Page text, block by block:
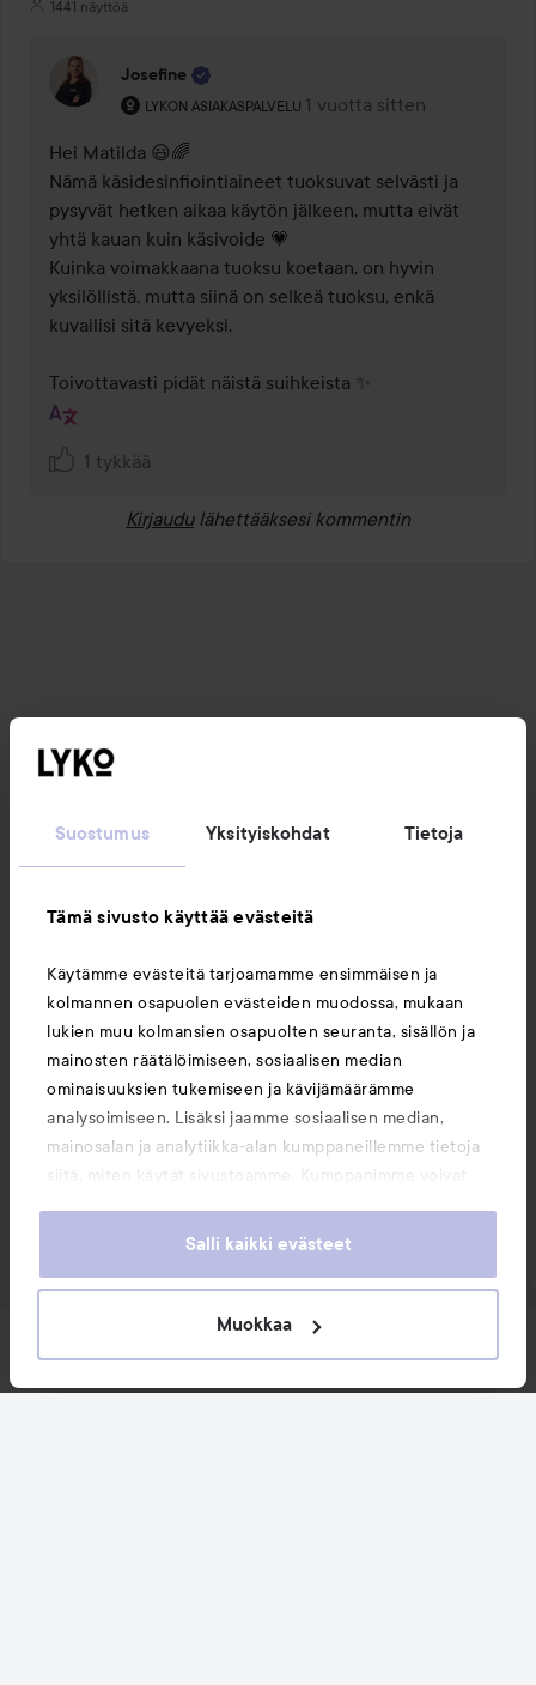
Suostumus Yksityiskohdat Tietoja
Tämä sivusto käyttää evästeitä
Käytämme evästeitä tarjoamamme ensimmäisen ja
kolmannen osapuolen evästeiden muodossa, mukaan
lukien muu kolmansien osapuolten seuranta, sisällön ja
mainosten räätälöimiseen, sosiaalisen median
ominaisuuksien tukemiseen ja kävijämäärämme
analysoimiseen. Lisäksi jaamme sosiaalisen median,
mainosalan ja analytiikka-alan kumppaneillemme tietoja
heille tai joita on kerätty, kun olet käyttänyt heidän
evästeiden käytön.
Salli kaikki evästeet
Muokkaa
1441 näyttöä
Josefine
LYKON ASIAKASPALVELU
Käyttäjän rooli: Lykon asiakaspalvelu .
1 vuotta sitten
Kommentti lisättiin 1
Hei Matilda 😃🌈
Nämä käsidesinfiointiaineet tuoksuvat selvästi ja
pysyvät hetken aikaa käytön jälkeen, mutta eivät
yhtä kauan kuin käsivoide 💗
Kuinka voimakkaana tuoksu koetaan, on hyvin
yksilöllistä, mutta siinä on selkeä tuoksu, enkä
kuvailisi sitä kevyeksi.
Toivottavasti pidät näistä suihkeista ✨
1 tykkää
Kirjaudu lähettääksesi kommentin
Uutuudet ja tarjoukset